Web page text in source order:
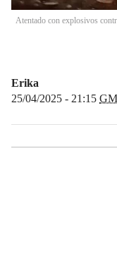
Atentado con explosivos
Erika
25/04/2025 - 21:15